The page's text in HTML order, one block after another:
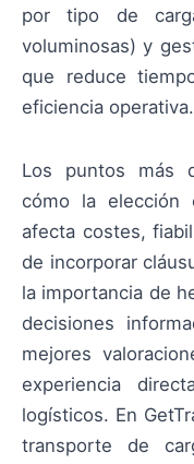
por tipo de
voluminosas) y
que reduce
eficiencia operativa.
Los puntos más
cómo la elección
afecta costes,
de incorporar
la importancia de
decisiones
mejores
experiencia
logísticos. En
transporte de